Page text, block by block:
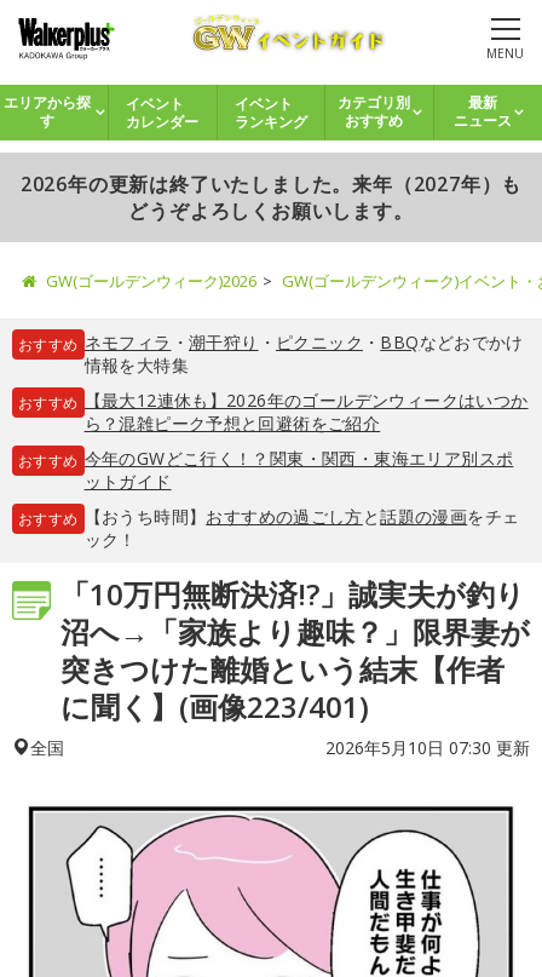
MENU
エリアから探
す
イベント
カレンダー
イベント
ランキング
カテゴリ別
おすすめ
最新
ニュース
2026年の更新は終了いたしました。来年（2027年）も
どうぞよろしくお願いします。
GW(ゴールデンウィーク)2026 GW(ゴールデンウィーク)イベント
おすすめ ネモフィラ ・ 潮干狩り ・ ピクニック ・ BBQなどおでかけ
情報を大特集
おすすめ
【最大12連休も】2026年のゴールデンウィークはいつか
ら？混雑ピーク予想と回避術をご紹介
おすすめ 今年のGWどこ行く！？関東・関西・東海エリア別スポ
ットガイド
おすすめ 【おうち時間】 おすすめの過ごし方と話題の漫画をチェ
ック！
「10万円無断決済!?」誠実夫が釣り
沼へ→「家族より趣味？」限界妻が
突きつけた離婚という結末【作者
に聞く】(画像223/401)
全国 2026年5月10日 07:30 更新